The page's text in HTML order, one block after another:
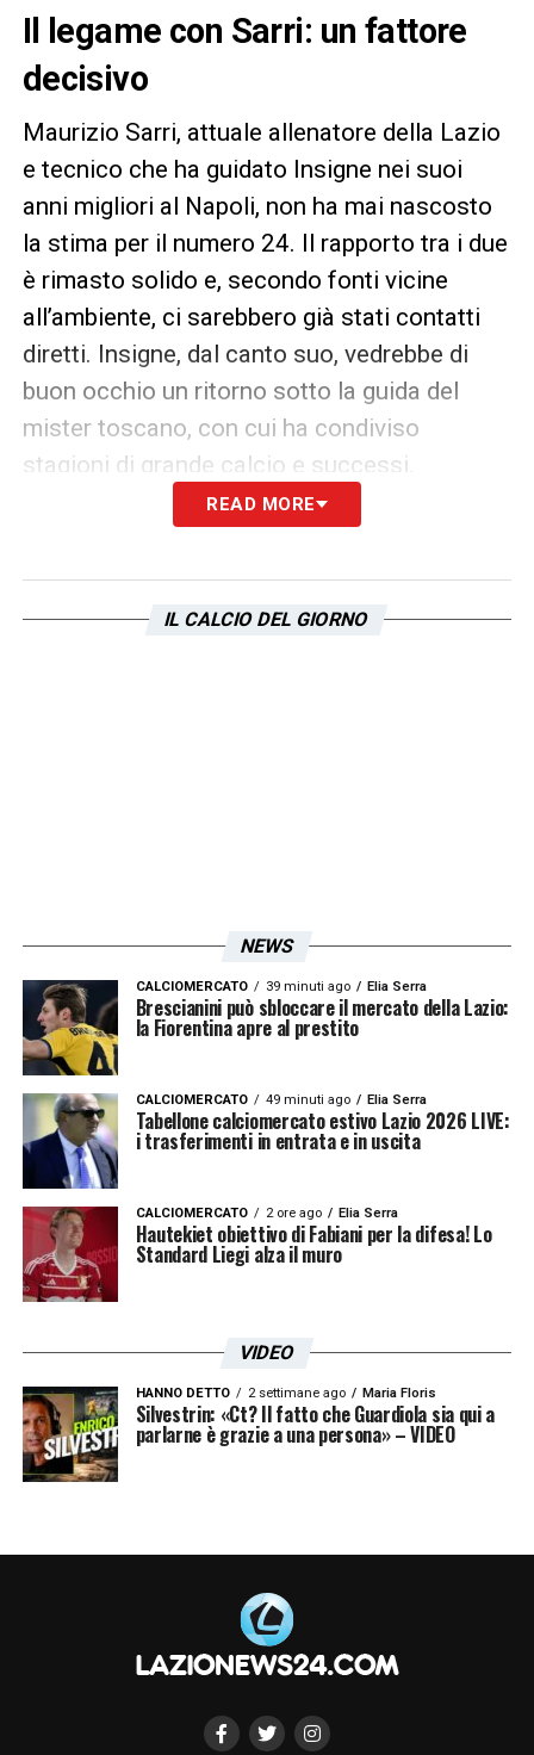
Il legame con Sarri: un fattore
decisivo
Maurizio Sarri, attuale allenatore della Lazio
e tecnico che ha guidato Insigne nei suoi
anni migliori al Napoli, non ha mai nascosto
la stima per il numero 24. Il rapporto tra i due
è rimasto solido e, secondo fonti vicine
all’ambiente, ci sarebbero già stati contatti
diretti. Insigne, dal canto suo, vedrebbe di
buon occhio un ritorno sotto la guida del
mister toscano, con cui ha condiviso
stagioni di grande calcio e successi.
I prossimi passi della trattativa
La strategia della Lazio si sviluppa in due
fasi. La prima prevede la presentazione di
Se le condizioni economiche e contrattuali
dovessero trovare un punto d’incontro, il
ritorno di Lorenzo Insigne in Serie A – e la
sua reunion con Sarri – potrebbe diventare
realtà già nelle prossime settimane. Un colpo
che infiammerebbe il calciomercato e
darebbe nuova linfa alle ambizioni della
Lazio.
LA PLAYLIST DELLE NOSTRE TOP NEWS
READ MORE
IL CALCIO DEL GIORNO
NEWS
CALCIOMERCATO 39 minuti ago Elia Serra
Brescianini può sbloccare il mercato della Lazio:
la Fiorentina apre al prestito
CALCIOMERCATO 49 minuti ago Elia Serra
Tabellone calciomercato estivo Lazio 2026 LIVE:
i trasferimenti in entrata e in uscita
CALCIOMERCATO 2 ore ago Elia Serra
Hautekiet obiettivo di Fabiani per la difesa! Lo
Standard Liegi alza il muro
VIDEO
HANNO DETTO 2 settimane ago Maria Floris
Silvestrin: «Ct? Il fatto che Guardiola sia qui a
parlarne è grazie a una persona» – VIDEO